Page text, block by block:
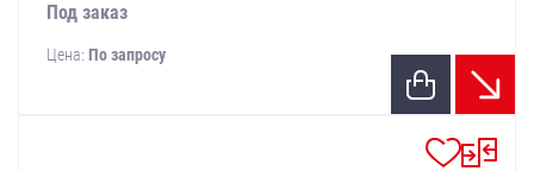
Под заказ
Цена: По запросу